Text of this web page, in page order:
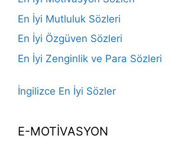
En İyi Mutluluk Sözleri
En İyi Özgüven Sözleri
En İyi Zenginlik ve Para Sözleri
İngilizce En İyi Sözler
E-MOTİVASYON